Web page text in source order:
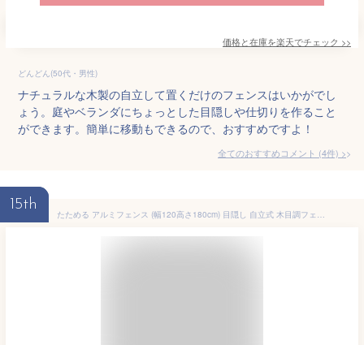
価格と在庫を楽天でチェック >>
どんどん(50代・男性)
ナチュラルな木製の自立して置くだけのフェンスはいかがでし
ょう。庭やベランダにちょっとした目隠しや仕切りを作ること
ができます。簡単に移動もできるので、おすすめですよ！
全てのおすすめコメント (4件) >
15th
たためる アルミフェンス (幅120高さ180cm) 目隠し 自立式 木目調フェンス アルミボーダーフェンス アルミ ルーバー 衝立 屋外 固定金具 おしゃれオレフェンス パーテーション ラティス OF1218送料無料 土日出荷OK